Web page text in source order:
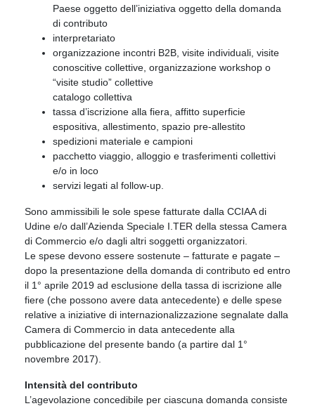
Paese oggetto dell’iniziativa oggetto della domanda
di contributo
interpretariato
organizzazione incontri B2B, visite individuali, visite
conoscitive collettive, organizzazione workshop o
“visite studio” collettive
catalogo collettiva
tassa d’iscrizione alla fiera, affitto superficie
espositiva, allestimento, spazio pre-allestito
spedizioni materiale e campioni
pacchetto viaggio, alloggio e trasferimenti collettivi
e/o in loco
servizi legati al follow-up.
Sono ammissibili le sole spese fatturate dalla CCIAA di
Udine e/o dall’Azienda Speciale I.TER della stessa Camera
di Commercio e/o dagli altri soggetti organizzatori.
Le spese devono essere sostenute – fatturate e pagate –
dopo la presentazione della domanda di contributo ed entro
il 1° aprile 2019 ad esclusione della tassa di iscrizione alle
fiere (che possono avere data antecedente) e delle spese
relative a iniziative di internazionalizzazione segnalate dalla
Camera di Commercio in data antecedente alla
pubblicazione del presente bando (a partire dal 1°
novembre 2017).
Intensità del contributo
L’agevolazione concedibile per ciascuna domanda consiste